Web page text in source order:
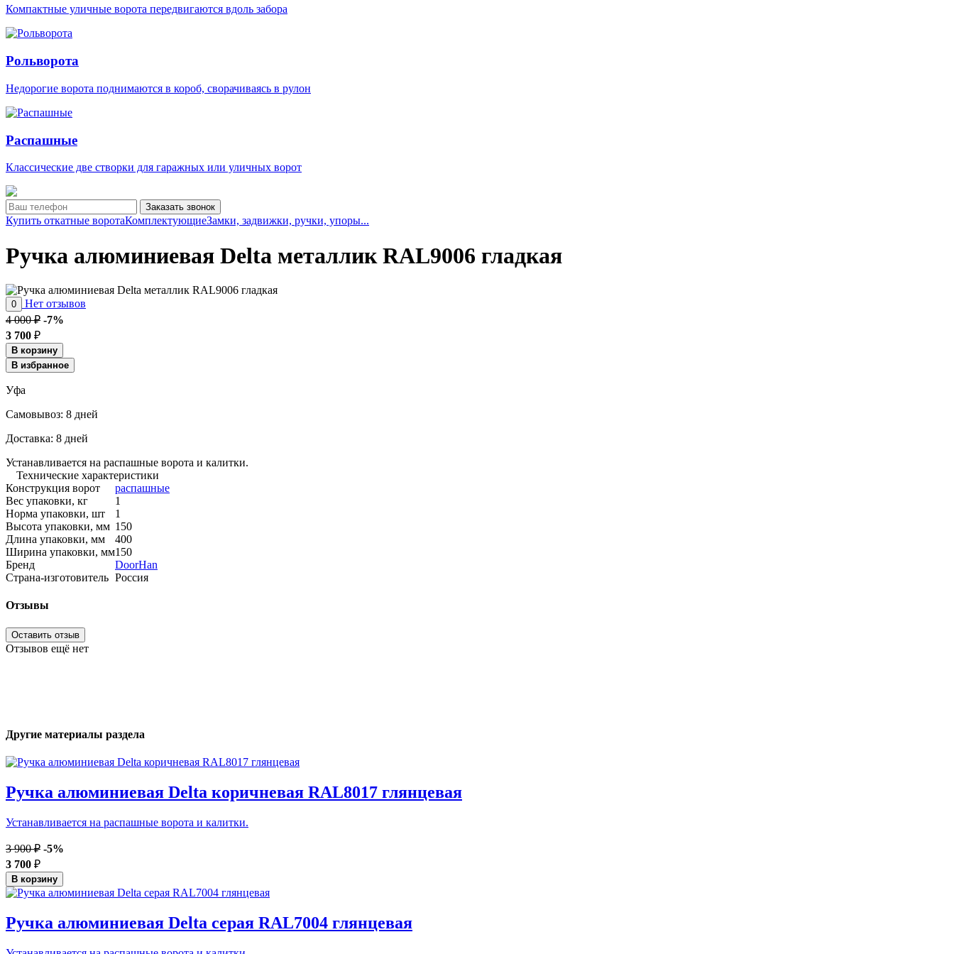
Компактные уличные ворота передвигаются вдоль забора
Рольворота
Недорогие ворота поднимаются в короб, сворачиваясь в рулон
Распашные
Классические две створки для гаражных или уличных ворот
Заказать звонок
Купить откатные воротаКомплектующиеЗамки, задвижки, ручки, упоры...
Ручка алюминиевая Delta металлик RAL9006 гладкая
0
Нет отзывов
4 000 ₽ -7%
3 700 ₽
В корзину
В избранное
Уфа
Cамовывоз: 8 дней
Доставка: 8 дней
Устанавливается на распашные ворота и калитки.
Технические характеристики
Конструкция ворот
распашные
Вес упаковки, кг
1
Норма упаковки, шт
1
Высота упаковки, мм 150
Длина упаковки, мм
400
Ширина упаковки, мм150
Бренд
DoorHan
Страна-изготовитель Россия
Отзывы
Оставить отзыв
Отзывов ещё нет
Другие материалы раздела
Ручка алюминиевая Delta коричневая RAL8017 глянцевая
Устанавливается на распашные ворота и калитки.
3 900 ₽ -5%
3 700 ₽
В корзину
Ручка алюминиевая Delta серая RAL7004 глянцевая